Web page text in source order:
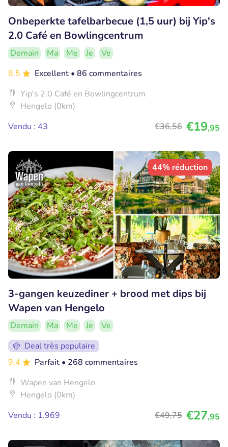
Onbeperkte tafelbarbecue (1,5 uur) bij Yip's
2.0 Café en Bowlingcentrum
Demain Ma Me Je
Ve
8.5
Excellent • 86 commentaires
Yip's 2.0 Café en Bowlingcentrum
Hengelo (0km)
Vendu : 43
€36,56 €19,95
44% réduction
3-gangen keuzediner + brood met dips bij
Wapen van Hengelo
Demain Ma Me Je
Ve
Deal très populaire
9.4
Parfait • 268 commentaires
Wapen van Hengelo
Hengelo (0km)
Vendu : 1.969
€49,75 €27,95